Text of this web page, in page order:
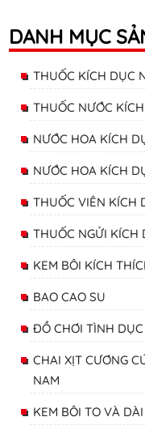
DANH MỤC
THUỐC KÍCH DỤC
THUỐC NƯỚC
NƯỚC HOA KÍCH
NƯỚC HOA KÍCH
THUỐC VIÊN KÍCH
THUỐC NGỬI KÍCH
KEM BÔI KÍCH
BAO CAO SU
ĐỒ CHƠI TÌNH
CHAI XỊT CƯƠNG
NAM
KEM BÔI TO VÀ